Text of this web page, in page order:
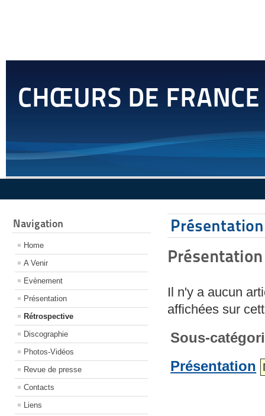
CHŒURS DE FRANCE
Navigation
Home
A Venir
Evènement
Présentation
Rétrospective
Discographie
Photos-Vidéos
Revue de presse
Contacts
Liens
Présentation
Présentation
Il n'y a aucun
affichées sur
Sous-
Présentation